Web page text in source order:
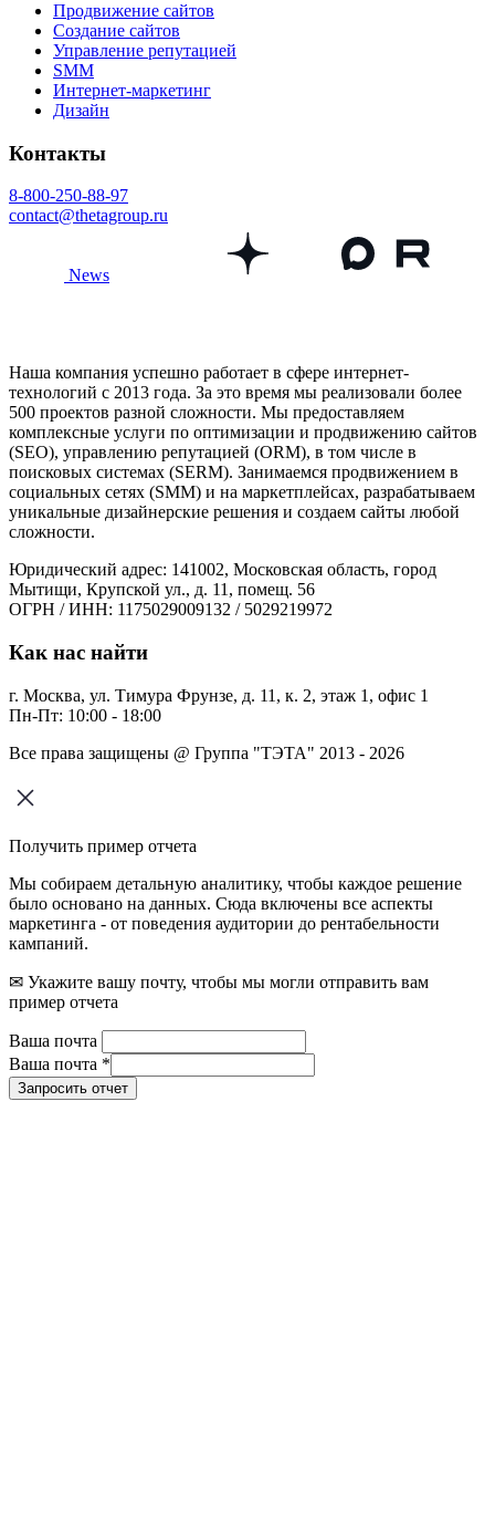
Продвижение сайтов
Создание сайтов
Управление репутацией
SMM
Интернет-маркетинг
Дизайн
Контакты
8-800-250-88-97
contact@thetagroup.ru
News
Наша компания успешно работает в сфере интернет-
технологий с 2013 года. За это время мы реализовали более
500 проектов разной сложности. Мы предоставляем
комплексные услуги по оптимизации и продвижению сайтов
(SEO), управлению репутацией (ORM), в том числе в
поисковых системах (SERM). Занимаемся продвижением в
социальных сетях (SMM) и на маркетплейсах, разрабатываем
уникальные дизайнерские решения и создаем сайты любой
сложности.
Юридический адрес: 141002, Московская область, город
Мытищи, Крупской ул., д. 11, помещ. 56
ОГРН / ИНН: 1175029009132 / 5029219972
Как нас найти
г. Москва, ул. Тимура Фрунзе, д. 11, к. 2, этаж 1, офис 1
Пн-Пт: 10:00 - 18:00
Все права защищены @ Группа "ТЭТА" 2013 - 2026
Получить пример отчета
Мы собираем детальную аналитику, чтобы каждое решение
было основано на данных. Сюда включены все аспекты
маркетинга - от поведения аудитории до рентабельности
кампаний.
✉ Укажите вашу почту, чтобы мы могли отправить вам
пример отчета
Ваша почта
Ваша почта *
Запросить отчет